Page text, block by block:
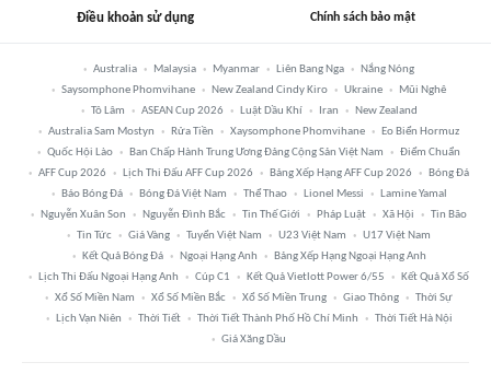
Điều khoản sử dụng Chính sách bảo mật
Australia Malaysia Myanmar Liên Bang Nga
Nắng Nóng
Saysomphone Phomvihane
New Zealand Cindy Kiro Ukraine
Mũi Nghê
Tô Lâm
ASEAN Cup 2026 Luật Dầu Khí Iran
New Zealand
Australia Sam Mostyn
Rửa Tiền Xaysomphone Phomvihane
Eo Biển Hormuz
Quốc Hội Lào
Ban Chấp Hành Trung Ương Đảng Cộng Sản Việt Nam
Điểm Chuẩn
AFF Cup 2026
Lịch Thi Đấu AFF Cup 2026 Bảng Xếp Hạng AFF Cup 2026
Bóng Đá
Báo Bóng Đá
Bóng Đá Việt Nam Thể Thao Lionel Messi
Lamine Yamal
Nguyễn Xuân Son
Nguyễn Đình Bắc Tin Thế Giới Pháp Luật Xã Hội
Tin Bão
Tin Tức
Giá Vàng Tuyển Việt Nam U23 Việt Nam
U17 Việt Nam
Kết Quả Bóng Đá
Ngoại Hạng Anh
Bảng Xếp Hạng Ngoại Hạng Anh
Lịch Thi Đấu Ngoại Hạng Anh
Cúp C1 Kết Quả Vietlott Power 6/55
Kết Quả Xổ Số
Xổ Số Miền Nam
Xổ Số Miền Bắc Xổ Số Miền Trung Giao Thông
Thời Sự
Lịch Vạn Niên
Thời Tiết Thời Tiết Thành Phố Hồ Chí Minh
Thời Tiết Hà Nội
Giá Xăng Dầu